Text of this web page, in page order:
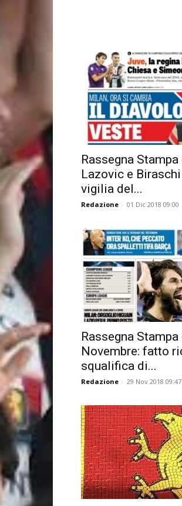
Rassegna
Lazovic e
vigilia del...
Redazione - 01 Dic 2018 09:00
Rassegna
Novembre: fatto
squalifica di...
Redazione - 29 Nov 2018 09:47